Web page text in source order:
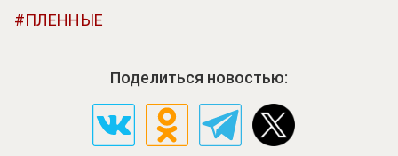
ПЛЕННЫЕ
Поделиться новостью: